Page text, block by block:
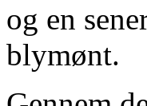
og en
blymønt.